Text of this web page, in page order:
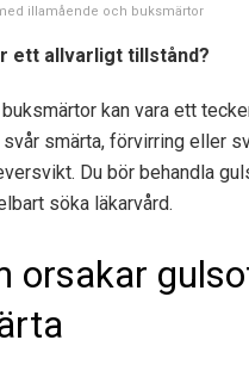
illamående och buksmärtor
ett allvarligt tillstånd?
kan vara ett
smärta, förvirring eller
Du bör behandla
söka läkarvård.
orsakar